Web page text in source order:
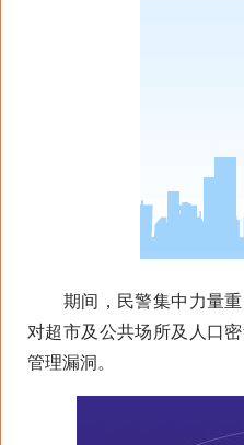
期间，民警集中力量重
对超市及公共场所及人口
管理漏洞。